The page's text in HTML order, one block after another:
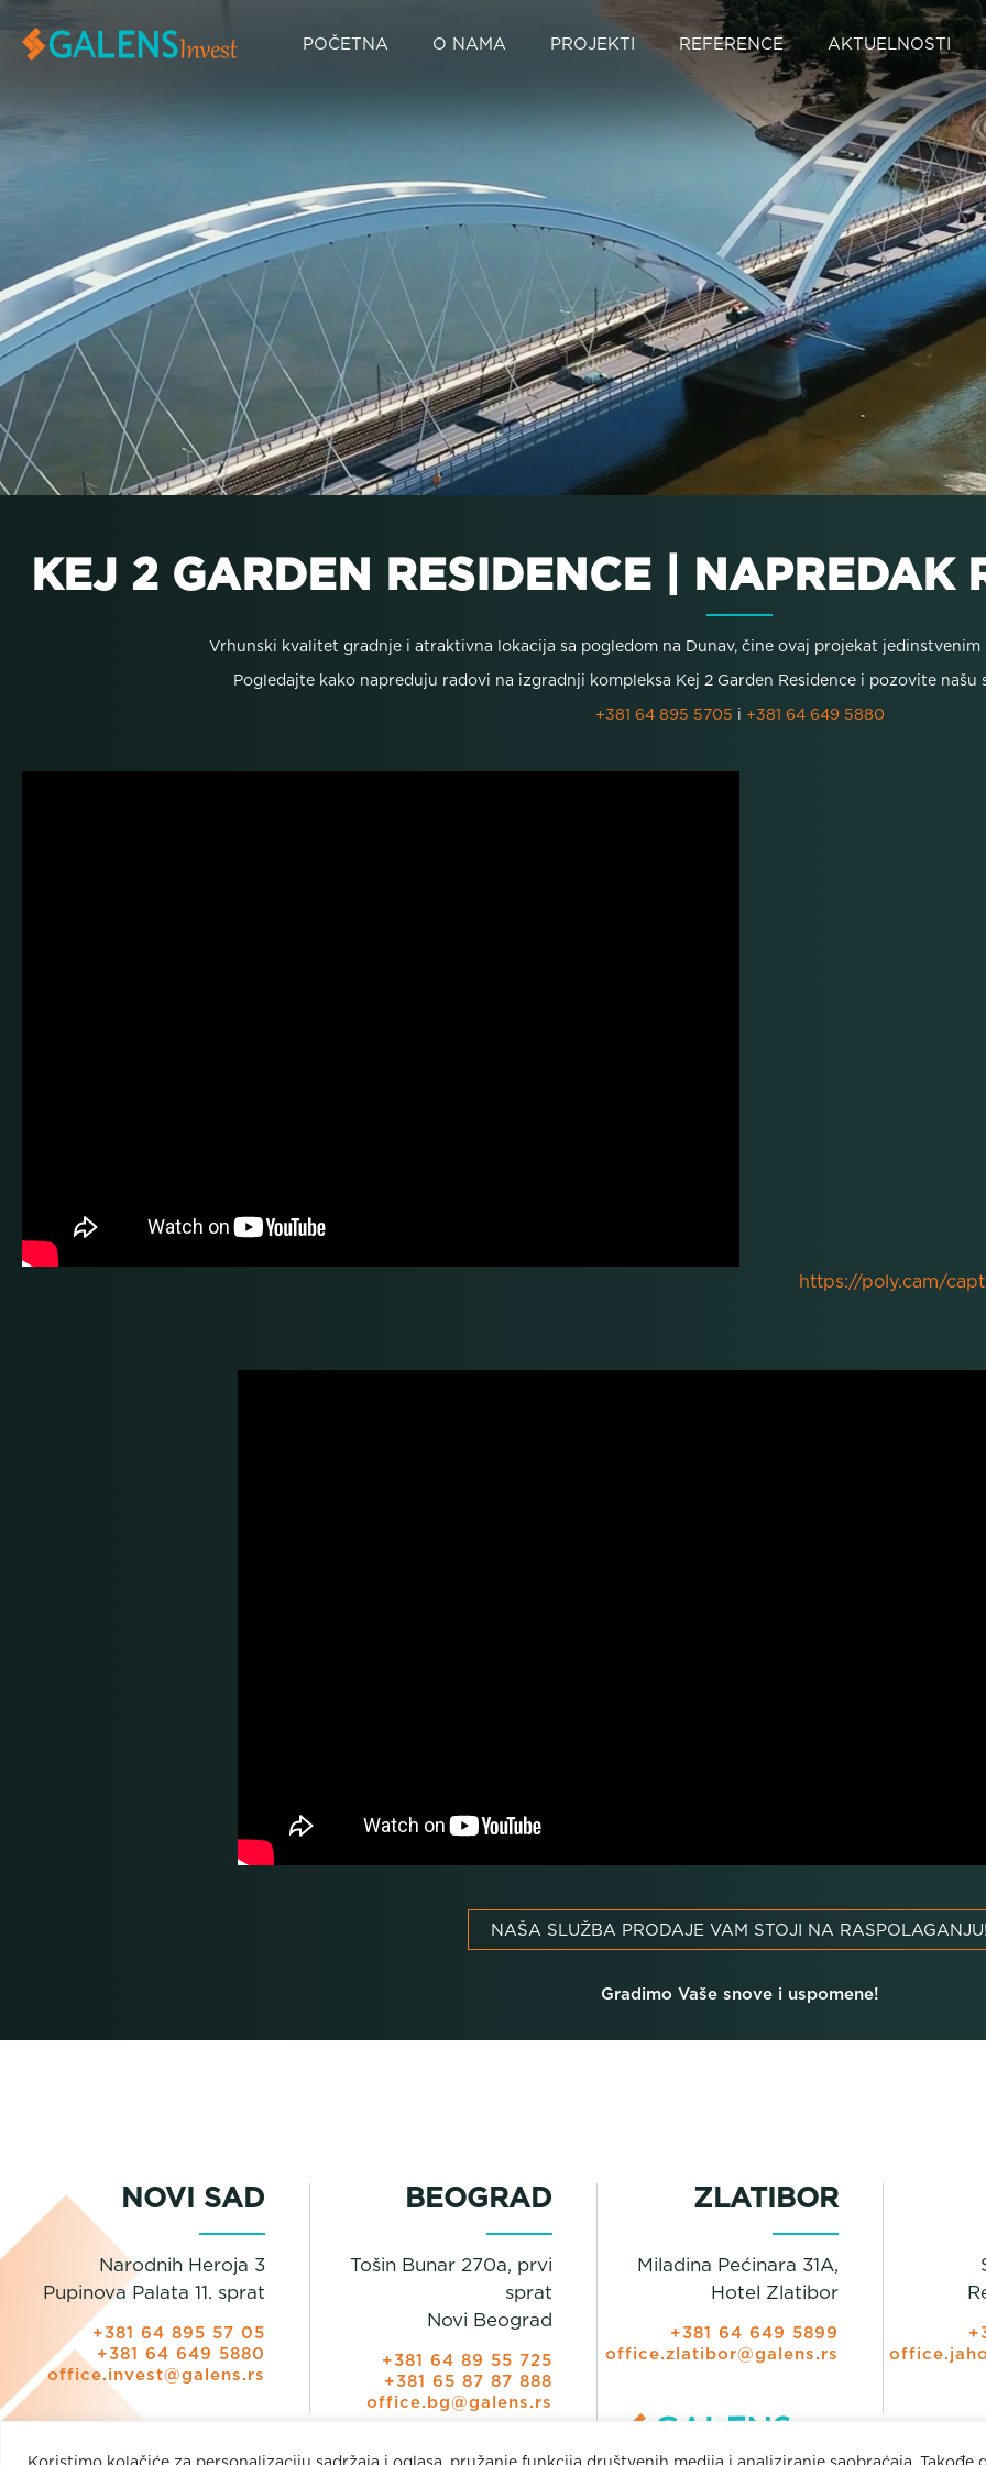
POČETNA O NAMA PROJEKTI REFERENCE AKTUELNOSTI
KEJ 2 GARDEN RESIDENCE |
Vrhunski kvalitet gradnje i atraktivna lokacija sa pogledom na Dunav, čine ovaj projekat
Pogledajte kako napreduju radovi na izgradnji kompleksa Kej 2 Garden Residence i pozovite
+381 64 895 5705 i +381 64 649 5880
https://poly.cam/
NAŠA SLUŽBA PRODAJE VAM STOJI NA
Gradimo Vaše snove i uspomene!
NOVI SAD
Narodnih Heroja 3
Pupinova Palata 11. sprat
+381 64 895 57 05
+381 64 649 5880
office.invest@galens.rs
BEOGRAD
Tošin Bunar 270a, prvi
sprat
Novi Beograd
+381 64 89 55 725
+381 65 87 87 888
office.bg@galens.rs
ZLATIBOR
Miladina Pećinara 31A,
Hotel Zlatibor
+381 64 649 5899
office.zlatibor@galens.rs